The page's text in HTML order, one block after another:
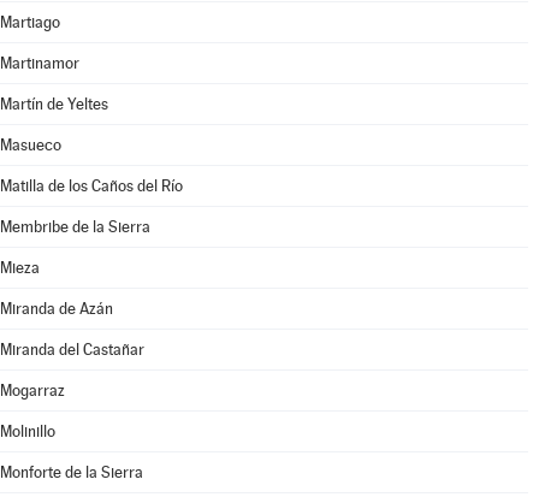
Martiago
Martinamor
Martín de Yeltes
Masueco
Matilla de los Caños del Río
Membribe de la Sierra
Mieza
Miranda de Azán
Miranda del Castañar
Mogarraz
Molinillo
Monforte de la Sierra